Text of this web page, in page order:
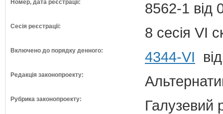
Номер, дата реєстрації: 8562-1 від
Сесія реєстрації: 8 сесія VI
Включено до порядку денного: 4344-VI
Редакція законопроекту:
Рубрика законопроекту: Галузевий